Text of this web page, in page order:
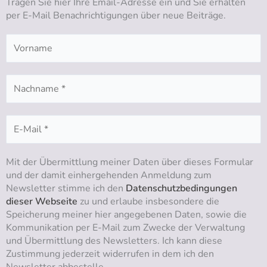
e r
a
m
o
k
i
n
per E-Mail Benachrichtigungen über neue Beiträge.
Mit der Übermittlung meiner Daten über dieses Formular
und der damit einhergehenden Anmeldung zum
Newsletter stimme ich den Datenschutzbedingungen
dieser Webseite zu und erlaube insbesondere die
Speicherung meiner hier angegebenen Daten, sowie die
Kommunikation per E-Mail zum Zwecke der Verwaltung
und Übermittlung des Newsletters. Ich kann diese
Zustimmung jederzeit widerrufen in dem ich den